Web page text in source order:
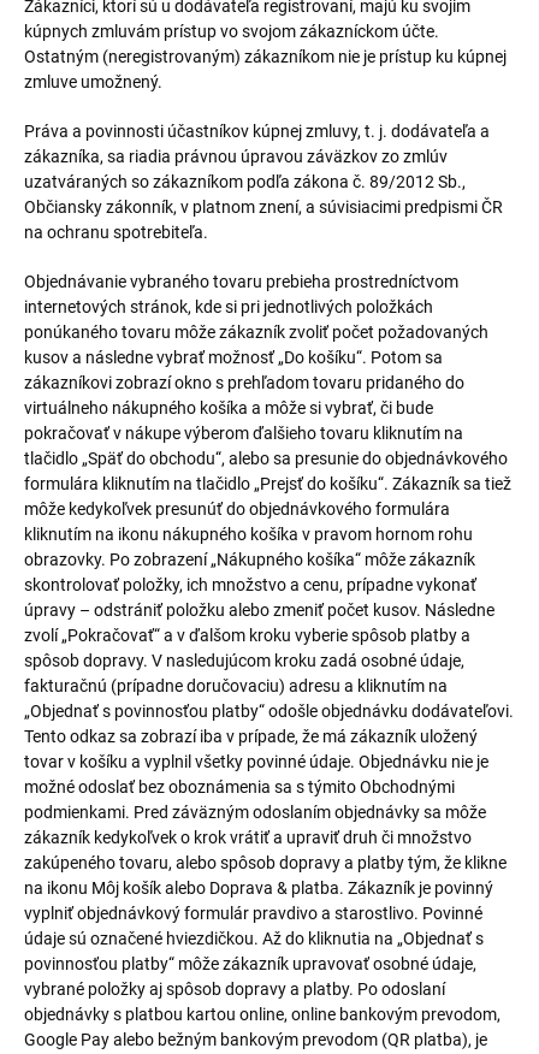
Zákazníci, ktorí sú u dodávateľa registrovaní, majú ku svojim
kúpnych zmluvám prístup vo svojom zákazníckom účte.
Ostatným (neregistrovaným) zákazníkom nie je prístup ku kúpnej
zmluve umožnený.
Práva a povinnosti účastníkov kúpnej zmluvy, t. j. dodávateľa a
zákazníka, sa riadia právnou úpravou záväzkov zo zmlúv
uzatváraných so zákazníkom podľa zákona č. 89/2012 Sb.,
Občiansky zákonník, v platnom znení, a súvisiacimi predpismi ČR
na ochranu spotrebiteľa.
Objednávanie vybraného tovaru prebieha prostredníctvom
internetových stránok, kde si pri jednotlivých položkách
ponúkaného tovaru môže zákazník zvoliť počet požadovaných
kusov a následne vybrať možnosť „Do košíku“. Potom sa
zákazníkovi zobrazí okno s prehľadom tovaru pridaného do
virtuálneho nákupného košíka a môže si vybrať, či bude
pokračovať v nákupe výberom ďalšieho tovaru kliknutím na
tlačidlo „Späť do obchodu“, alebo sa presunie do objednávkového
formulára kliknutím na tlačidlo „Prejsť do košíku“. Zákazník sa tiež
môže kedykoľvek presunúť do objednávkového formulára
kliknutím na ikonu nákupného košíka v pravom hornom rohu
obrazovky. Po zobrazení „Nákupného košíka“ môže zákazník
skontrolovať položky, ich množstvo a cenu, prípadne vykonať
úpravy – odstrániť položku alebo zmeniť počet kusov. Následne
zvolí „Pokračovať“ a v ďalšom kroku vyberie spôsob platby a
spôsob dopravy. V nasledujúcom kroku zadá osobné údaje,
fakturačnú (prípadne doručovaciu) adresu a kliknutím na
„Objednať s povinnosťou platby“ odošle objednávku dodávateľovi.
Tento odkaz sa zobrazí iba v prípade, že má zákazník uložený
tovar v košíku a vyplnil všetky povinné údaje. Objednávku nie je
možné odoslať bez oboznámenia sa s týmito Obchodnými
podmienkami. Pred záväzným odoslaním objednávky sa môže
zákazník kedykoľvek o krok vrátiť a upraviť druh či množstvo
zakúpeného tovaru, alebo spôsob dopravy a platby tým, že klikne
na ikonu Môj košík alebo Doprava & platba. Zákazník je povinný
vyplniť objednávkový formulár pravdivo a starostlivo. Povinné
údaje sú označené hviezdičkou. Až do kliknutia na „Objednať s
povinnosťou platby“ môže zákazník upravovať osobné údaje,
vybrané položky aj spôsob dopravy a platby. Po odoslaní
objednávky s platbou kartou online, online bankovým prevodom,
Google Pay alebo bežným bankovým prevodom (QR platba), je